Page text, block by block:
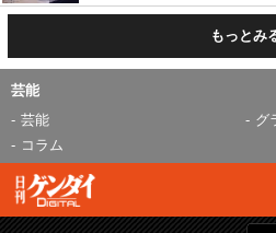
もっとみ
芸能
芸能
グ
コラム